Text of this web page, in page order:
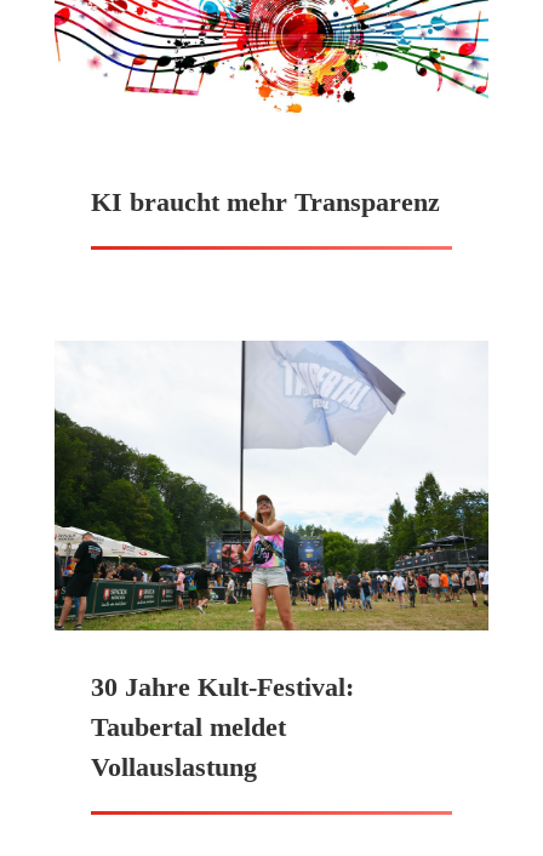
KI braucht mehr Transparenz
30 Jahre Kult-Festival:
Taubertal meldet
Vollauslastung